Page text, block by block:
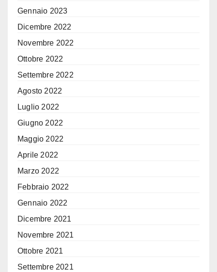
Gennaio 2023
Dicembre 2022
Novembre 2022
Ottobre 2022
Settembre 2022
Agosto 2022
Luglio 2022
Giugno 2022
Maggio 2022
Aprile 2022
Marzo 2022
Febbraio 2022
Gennaio 2022
Dicembre 2021
Novembre 2021
Ottobre 2021
Settembre 2021